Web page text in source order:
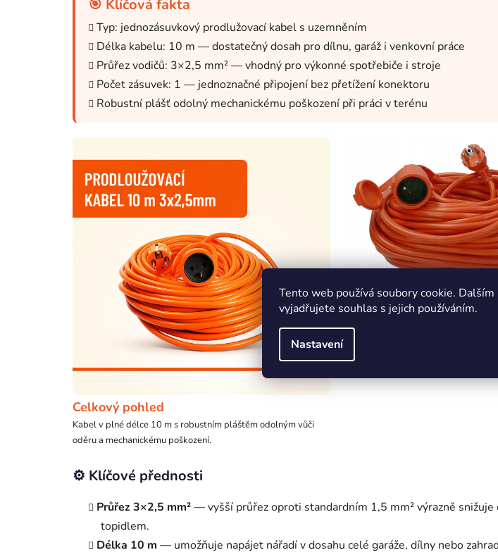
Tento web používá soubory cookie.
vyjadřujete souhlas s jejich používáním.
Nastavení
🎯 Klíčová fakta
Typ: jednozásuvkový prodlužovací kabel s uzemněním
Délka kabelu: 10 m — dostatečný dosah pro dílnu, garáž i venkovní práce
Průřez vodičů: 3×2,5 mm² — vhodný pro výkonné spotřebiče i stroje
Počet zásuvek: 1 — jednoznačné připojení bez přetížení konektoru
Robustní plášť odolný mechanickému poškození při práci v terénu
Celkový pohled
Kabel v plné délce 10 m s robustním pláštěm odolným vůči
oděru a mechanickému poškození.
Detail zásuvky
Zásuvka s ochranným kontaktem
bezpečné připojení spotřebiče třídy I.
⚙️ Klíčové přednosti
Průřez 3×2,5 mm²— vyšší průřez oproti standardním 1,5 mm² výrazně
topidlem.
Délka 10 m — umožňuje napájet nářadí v dosahu celé garáže, dílny nebo